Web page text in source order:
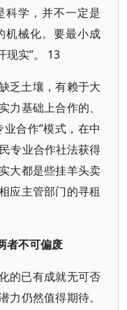
科学，并不一定是
机械化。要最小成
现实”。 13
乏土壤，有赖于大
力基础上合作的、
合作”模式，在中
专业合作社法获得
大都是些挂羊头卖
应主管部门的寻租
者不可偏废
的已有成就无可否
力仍然值得期待。